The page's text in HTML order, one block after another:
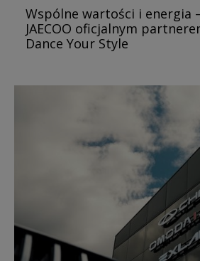
Wspólne wartości i energia
JAECOO oficjalnym
Dance Your Style